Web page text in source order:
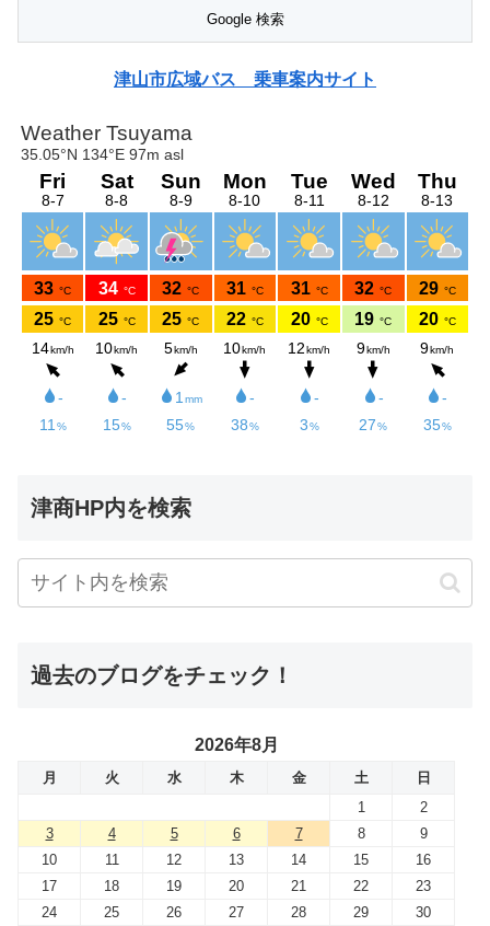
津山市広域バス 乗車案内サイト
津商HP内を検索
過去のブログをチェック！
2026年8月
月 火 水 木 金 土
日
1
2
3
4 5 6 7 8
9
10
11 12 13 14 15
16
17
18 19 20 21 22
23
24
25 26 27 28 29
30